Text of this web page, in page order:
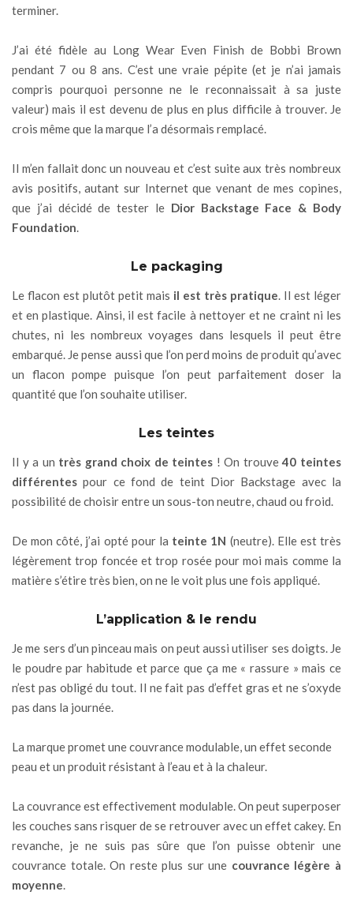
terminer.
J’ai été fidèle au Long Wear Even Finish de Bobbi Brown
pendant 7 ou 8 ans. C’est une vraie pépite (et je n’ai jamais
compris pourquoi personne ne le reconnaissait à sa juste
valeur) mais il est devenu de plus en plus difficile à trouver. Je
crois même que la marque l’a désormais remplacé.
Il m’en fallait donc un nouveau et c’est suite aux très nombreux
avis positifs, autant sur Internet que venant de mes copines,
que j’ai décidé de tester le Dior Backstage Face & Body
Foundation.
Le packaging
Le flacon est plutôt petit mais il est très pratique. Il est léger
et en plastique. Ainsi, il est facile à nettoyer et ne craint ni les
chutes, ni les nombreux voyages dans lesquels il peut être
embarqué. Je pense aussi que l’on perd moins de produit qu’avec
un flacon pompe puisque l’on peut parfaitement doser la
quantité que l’on souhaite utiliser.
Les teintes
Il y a un très grand choix de teintes ! On trouve40 teintes
différentes pour ce fond de teint Dior Backstage avec la
possibilité de choisir entre un sous-ton neutre, chaud ou froid.
De mon côté, j’ai opté pour la teinte 1N (neutre). Elle est très
légèrement trop foncée et trop rosée pour moi mais comme la
matière s’étire très bien, on ne le voit plus une fois appliqué.
L’application & le rendu
Je me sers d’un pinceau mais on peut aussi utiliser ses doigts. Je
le poudre par habitude et parce que ça me « rassure » mais ce
n’est pas obligé du tout. Il ne fait pas d’effet gras et ne s’oxyde
pas dans la journée.
La marque promet une couvrance modulable, un effet seconde
peau et un produit résistant à l’eau et à la chaleur.
La couvrance est effectivement modulable. On peut superposer
les couches sans risquer de se retrouver avec un effet cakey. En
revanche, je ne suis pas sûre que l’on puisse obtenir une
couvrance totale. On reste plus sur une couvrance légère à
moyenne.